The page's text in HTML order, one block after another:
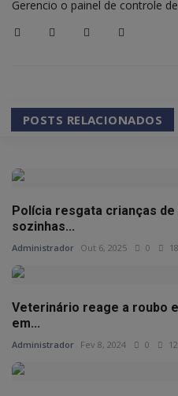
Gerencio o painel de controle
POSTS RELACIONADOS
Polícia resgata crianças de
sozinhas...
Administrador Out 6, 2025 0
Veterinário reage a roubo
em...
Administrador Fev 8, 2024 0